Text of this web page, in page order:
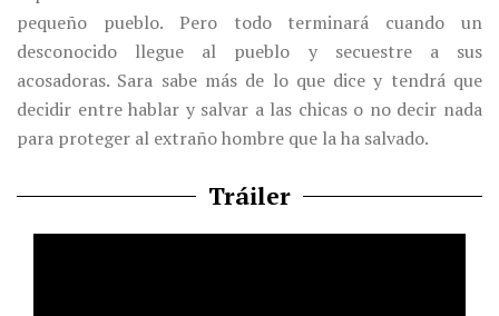
pequeño pueblo. Pero todo terminará cuando un
desconocido llegue al pueblo y secuestre a sus
acosadoras. Sara sabe más de lo que dice y tendrá que
decidir entre hablar y salvar a las chicas o no decir nada
para proteger al extraño hombre que la ha salvado.
Tráiler